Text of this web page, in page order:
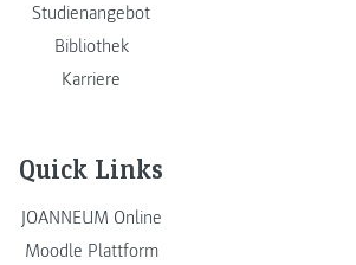
Studienangebot
Bibliothek
Karriere
Quick Links
JOANNEUM Online
Moodle Plattform